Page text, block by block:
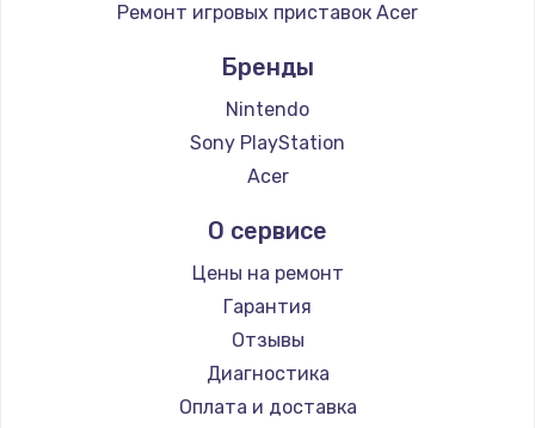
Ремонт игровых приставок Acer
Бренды
Nintendo
Sony PlayStation
Acer
О сервисе
Цены на ремонт
Гарантия
Отзывы
Диагностика
Оплата и доставка